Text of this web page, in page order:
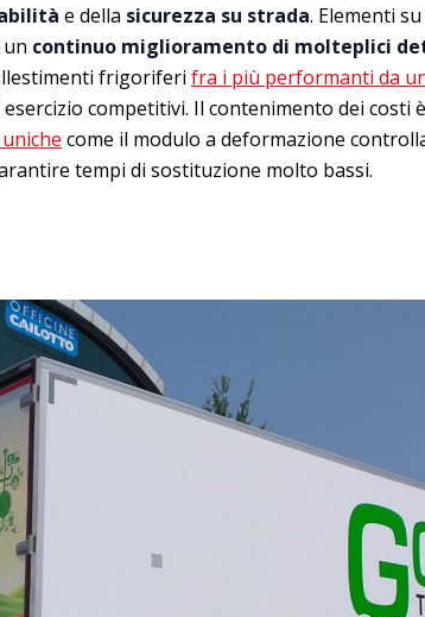
e della sicurezza su strada. Elementi
continuo miglioramento di molteplici
frigoriferi fra i più performanti da
esercizio competitivi. Il contenimento dei costi
come il modulo a deformazione
tempi di sostituzione molto bassi.